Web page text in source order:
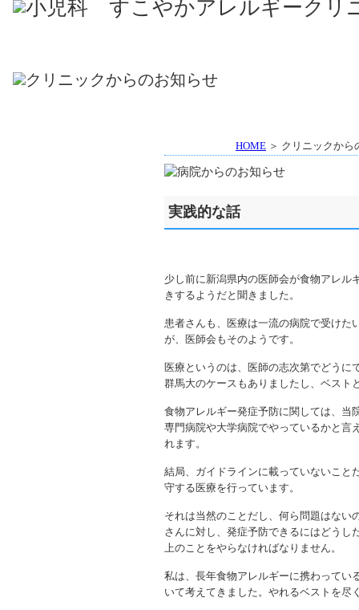
HOME ＞ クリニックか
実践的な話
少し前に新潟県内の医師会が食物アレル
きするようだと聞きました。
患者さんも、医療は一流の病院で受けた
が、医師会もそのようです。
医療というのは、医師の志次第でどうに
群馬大のケースもありましたし、ベスト
食物アレルギー発症予防に関しては、当
専門病院や大学病院でやっているかと言
れます。
結局、ガイドラインに載っていないこと
守する医療を行っています。
それは当然のことだし、何ら問題はない
さんに対し、発症予防できるにはどうし
上のことをやらなければなりません。
私は、長年食物アレルギーに携わってい
いて考えてきました。やれるベストを尽